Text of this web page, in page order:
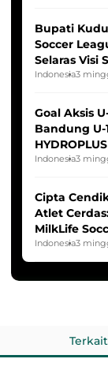
Bupati
Soccer
Selaras Visi
Indonesia3
Goal Aksis
Bandung
2025/2026
Indonesia3
Cipta
Atlet
MilkLife
Indonesia3
Terkait